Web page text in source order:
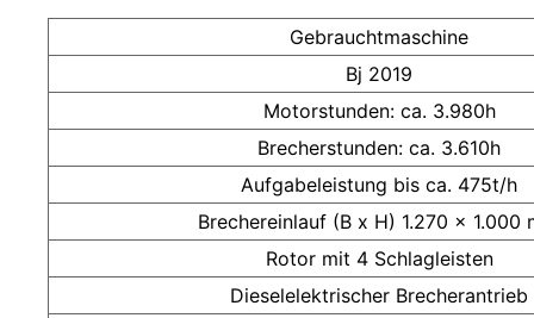
Gebrauchtmaschine
Bj 2019
Motorstunden: ca. 3.980h
Brecherstunden: ca. 3.610h
Aufgabeleistung bis ca. 475t/h
Brechereinlauf (B x H) 1.270 x 1.000
Rotor mit 4 Schlagleisten
Dieselelektrischer Brecherantrieb